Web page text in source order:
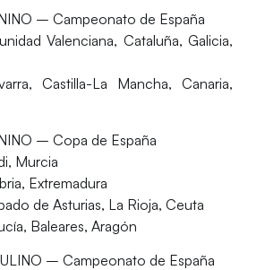
– Campeonato de España
Valenciana, Cataluña, Galicia,
Castilla-La Mancha, Canaria,
– Copa de España
Murcia
Extremadura
de Asturias, La Rioja, Ceuta
Baleares, Aragón
– Campeonato de España